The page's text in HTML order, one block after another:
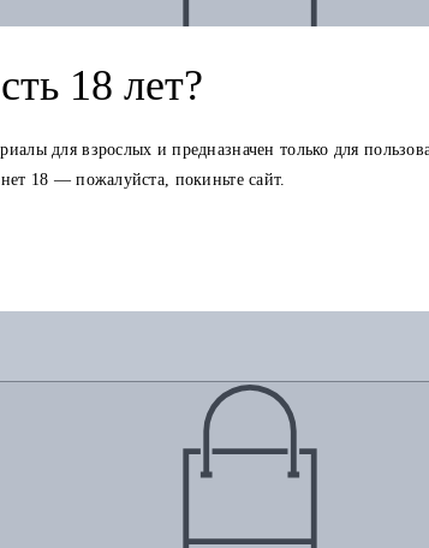
18 лет?
для взрослых и предназначен только для
18 — пожалуйста, покиньте сайт.